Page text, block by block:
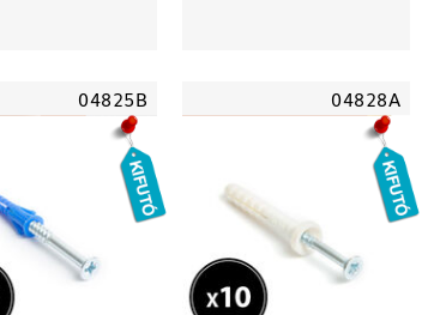
04825B 04828A